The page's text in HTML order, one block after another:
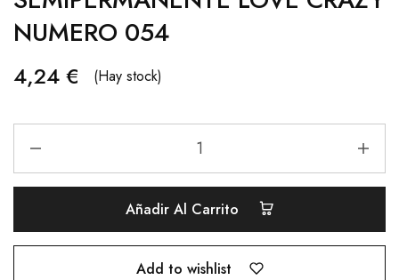
NUMERO 054
4,24 € (Hay stock)
Añadir Al Carrito
Add to wishlist